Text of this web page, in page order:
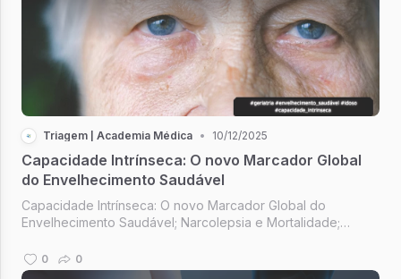
Triagem | Academia Médica • 10/12/2025
Capacidade Intrínseca: O novo Marcador Global
do Envelhecimento Saudável
Capacidade Intrínseca: O novo Marcador Global do
Envelhecimento Saudável; Narcolepsia e Mortalidade;
e está tudo bem; Epigenética
0 0